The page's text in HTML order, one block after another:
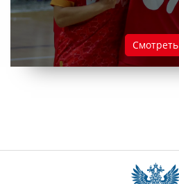
Смотреть